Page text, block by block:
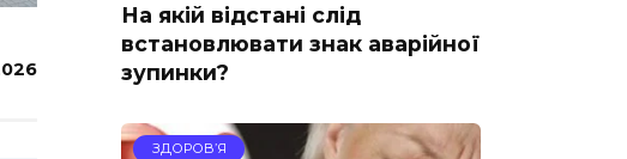
На якій відстані слід
встановлювати знак аварійної
зупинки?
ЗДОРОВ’Я